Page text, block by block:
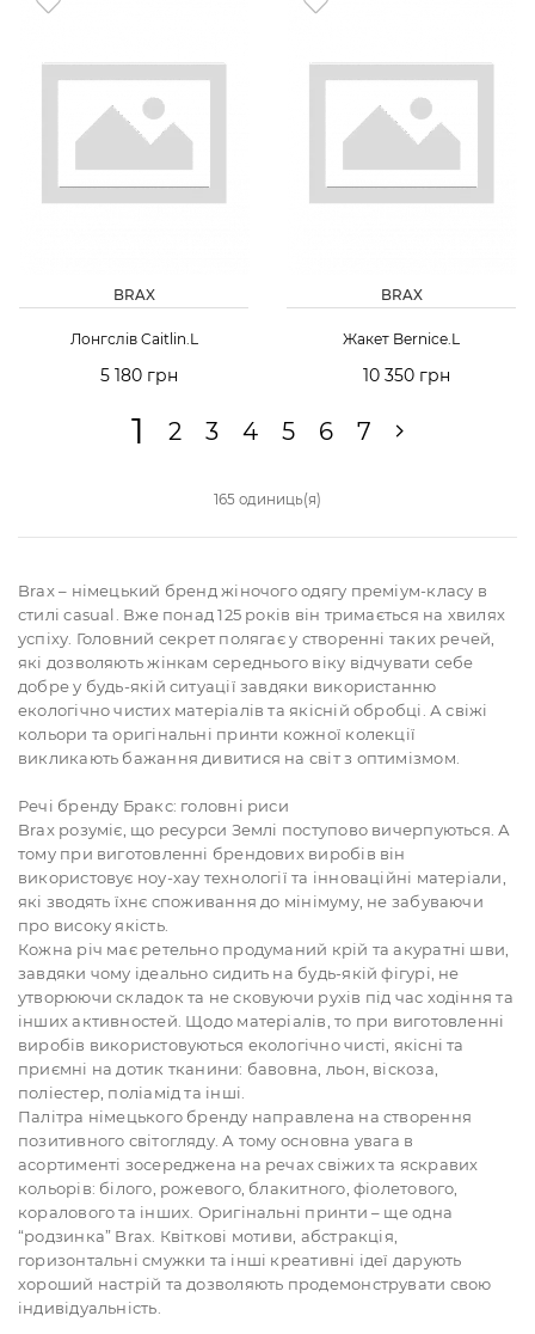
BRAX
Лонгслів Caitlin.L
5 180 грн
BRAX
Жакет Bernice.L
10 350 грн
1 2 3 4 5 6 7
165 одиниць(я)
Brax – німецький бренд жіночого одягу преміум-класу в
стилі casual. Вже понад 125 років він тримається на хвилях
успіху. Головний секрет полягає у створенні таких речей,
які дозволяють жінкам середнього віку відчувати себе
добре у будь-якій ситуації завдяки використанню
екологічно чистих матеріалів та якісній обробці. А свіжі
кольори та оригінальні принти кожної колекції
викликають бажання дивитися на світ з оптимізмом.
Речі бренду Бракс: головні риси
Brax розуміє, що ресурси Землі поступово вичерпуються. А
тому при виготовленні брендових виробів він
використовує ноу-хау технології та інноваційні матеріали,
які зводять їхнє споживання до мінімуму, не забуваючи
про високу якість.
Кожна річ має ретельно продуманий крій та акуратні шви,
завдяки чому ідеально сидить на будь-якій фігурі, не
утворюючи складок та не сковуючи рухів під час ходіння та
інших активностей. Щодо матеріалів, то при виготовленні
виробів використовуються екологічно чисті, якісні та
приємні на дотик тканини: бавовна, льон, віскоза,
поліестер, поліамід та інші.
Палітра німецького бренду направлена на створення
позитивного світогляду. А тому основна увага в
асортименті зосереджена на речах свіжих та яскравих
кольорів: білого, рожевого, блакитного, фіолетового,
коралового та інших. Оригінальні принти – ще одна
“родзинка” Brax. Квіткові мотиви, абстракція,
горизонтальні смужки та інші креативні ідеї дарують
хороший настрій та дозволяють продемонструвати свою
індивідуальність.